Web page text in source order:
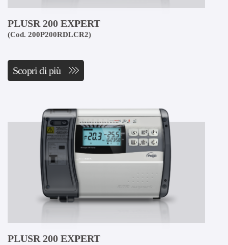
PLUSR 200 EXPERT
(Cod. 200P200RDLCR2)
Scopri di più
PLUSR 200 EXPERT